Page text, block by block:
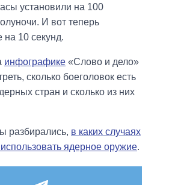
установили на 100
И вот теперь
10 секунд.
инфографике «Слово и дело»
сколько боеголовок есть
стран и сколько из них
разбирались, в каких случаях
ядерное оружие.